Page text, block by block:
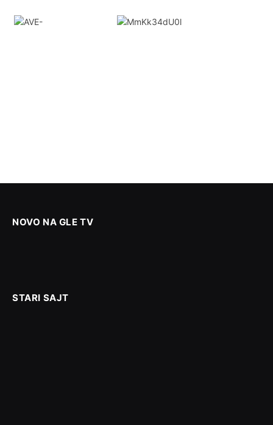
NOVO NA GLE TV
STARI SAJT